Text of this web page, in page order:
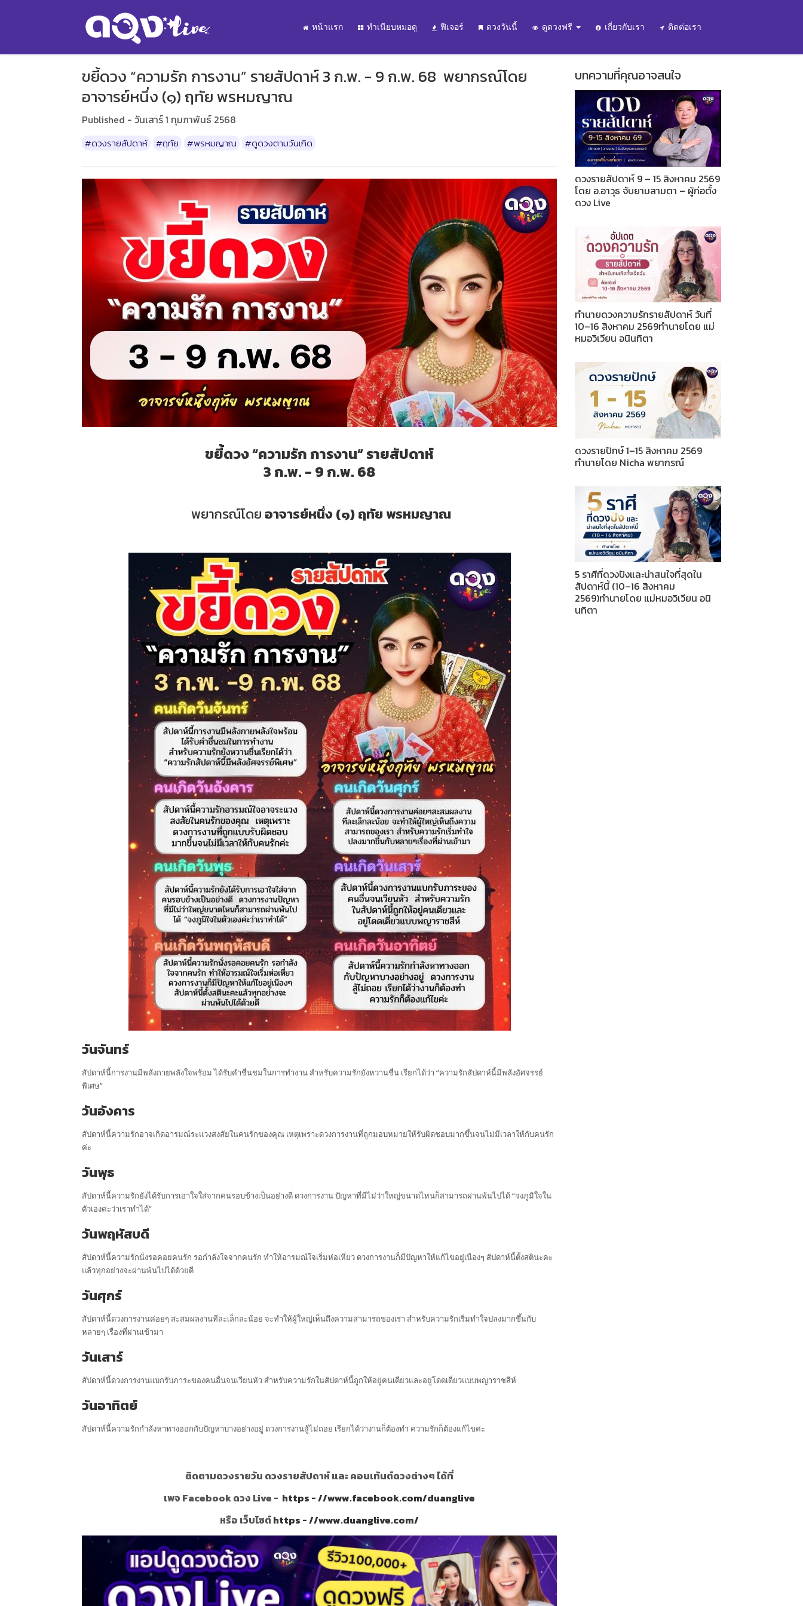
หน้าแรก ทำเนียบหมอดู ฟีเจอร์ ดวงวันนี้ ดูดวงฟรี เกี่ยวกับเรา ติดต่อเรา
ขยี้ดวง “ความรัก การงาน” รายสัปดาห์ 3 ก.พ. - 9 ก.พ. 68 พยากรณ์โดย
อาจารย์หนึ่ง (๑) ฤทัย พรหมญาณ
Published - วันเสาร์ 1 กุมภาพันธ์ 2568
#ดวงรายสัปดาห์ #ฤทัย #พรหมญาณ #ดูดวงตามวันเกิด
ขยี้ดวง “ความรัก การงาน” รายสัปดาห์
3 ก.พ. - 9 ก.พ. 68
พยากรณ์โดย อาจารย์หนึ่ง (๑) ฤทัย พรหมญาณ
วันจันทร์
สัปดาห์นี้การงานมีพลังกายพลังใจพร้อม ได้รับคำชื่นชมในการทำงาน สำหรับความรักยังหวานชื่น เรียกได้ว่า “ความรักสัปดาห์นี้มีพลังอัศจรรย์
พิเศษ”
วันอังคาร
สัปดาห์นี้ความรักอาจเกิดอารมณ์ระแวงสงสัยในคนรักของคุณ เหตุเพราะดวงการงานที่ถูกมอบหมายให้รับผิดชอบมากขึ้นจนไม่มีเวลาให้กับคนรัก
ค่ะ
วันพุธ
สัปดาห์นี้ความรักยังได้รับการเอาใจใส่จากคนรอบข้างเป็นอย่างดี ดวงการงาน ปัญหาที่มีไม่ว่าใหญ่ขนาดไหนก็สามารถผ่านพ้นไปได้ “จงภูมิใจใน
ตัวเองค่ะว่าเราทำได้”
วันพฤหัสบดี
สัปดาห์นี้ความรักนั่งรอคอยคนรัก รอกำลังใจจากคนรัก ทำให้อารมณ์ใจเริ่มห่อเหี่ยว ดวงการงานก็มีปัญหาให้แก้ไขอยู่เนืองๆ สัปดาห์นี้ตั้งสตินะคะ
แล้วทุกอย่างจะผ่านพ้นไปได้ด้วยดี
วันศุกร์
สัปดาห์นี้ดวงการงานค่อยๆ สะสมผลงานทีละเล็กละน้อย จะทำให้ผู้ใหญ่เห็นถึงความสามารถของเรา สำหรับความรักเริ่มทำใจปลงมากขึ้นกับ
หลายๆ เรื่องที่ผ่านเข้ามา
วันเสาร์
สัปดาห์นี้ดวงการงานแบกรับภาระของคนอื่นจนเวียนหัว สำหรับความรักในสัปดาห์นี้ถูกให้อยู่คนเดียวและอยู่โดดเดี่ยวแบบพญาราชสีห์
วันอาทิตย์
สัปดาห์นี้ความรักกำลังหาทางออกกับปัญหาบางอย่างอยู่ ดวงการงานสู้ไม่ถอย เรียกได้ว่างานก็ต้องทำ ความรักก็ต้องแก้ไขค่ะ
ติดตามดวงรายวัน ดวงรายสัปดาห์ และ คอนเท้นต์ดวงต่างๆ ได้ที่
เพจ Facebook ดวง Live - https - //www.facebook.com/duanglive
หรือ เว็บไซต์https - //www.duanglive.com/
บทความที่คุณอาจสนใจ
ดวงรายสัปดาห์ 9 – 15 สิงหาคม 2569
โดย อ.อาวุธ จับยามสามตา – ผู้ก่อตั้ง
ดวง Live
ทำนายดวงความรักรายสัปดาห์ วันที่
10–16 สิงหาคม 2569ทำนายโดย แม่
หมอวิเวียน อนินทิตา
ดวงรายปักษ์ 1–15 สิงหาคม 2569
ทำนายโดย Nicha พยากรณ์
5 ราศีที่ดวงปังและน่าสนใจที่สุดใน
สัปดาห์นี้ (10–16 สิงหาคม
2569)ทำนายโดย แม่หมอวิเวียน อนิ
นทิตา